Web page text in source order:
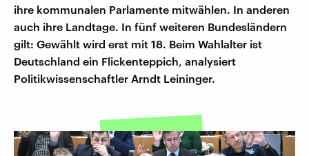
ihre kommunalen Parlamente mitwählen. In anderen
auch ihre Landtage. In fünf weiteren Bundesländern
gilt: Gewählt wird erst mit 18. Beim Wahlalter ist
Deutschland ein Flickenteppich, analysiert
Politikwissenschaftler Arndt Leininger.